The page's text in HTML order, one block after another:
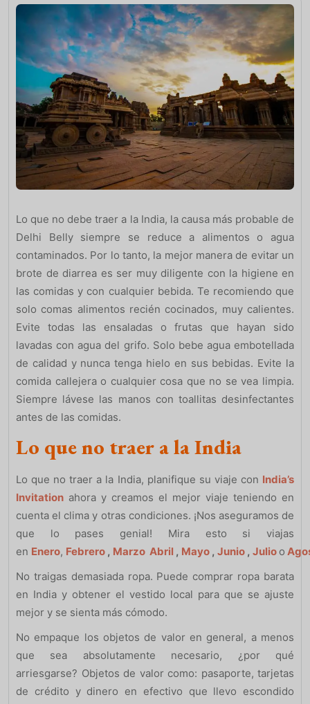
Lo que no debe traer a la India, la causa más probable de
Delhi Belly siempre se reduce a alimentos o agua
contaminados. Por lo tanto, la mejor manera de evitar un
brote de diarrea es ser muy diligente con la higiene en
las comidas y con cualquier bebida. Te recomiendo que
solo comas alimentos recién cocinados, muy calientes.
Evite todas las ensaladas o frutas que hayan sido
lavadas con agua del grifo. Solo bebe agua embotellada
de calidad y nunca tenga hielo en sus bebidas. Evite la
comida callejera o cualquier cosa que no se vea limpia.
Siempre lávese las manos con toallitas desinfectantes
antes de las comidas.
Lo que no traer a la India
Lo que no traer a la India, planifique su viaje con India’s
Invitation ahora y creamos el mejor viaje teniendo en
cuenta el clima y otras condiciones. ¡Nos aseguramos de
que lo pases genial! Mira esto si viajas
en Enero, Febrero , Marzo Abril , Mayo , Junio , Julio o
No traigas demasiada ropa. Puede comprar ropa barata
en India y obtener el vestido local para que se ajuste
mejor y se sienta más cómodo.
No empaque los objetos de valor en general, a menos
que sea absolutamente necesario, ¿por qué
arriesgarse? Objetos de valor como: pasaporte, tarjetas
de crédito y dinero en efectivo que llevo escondido